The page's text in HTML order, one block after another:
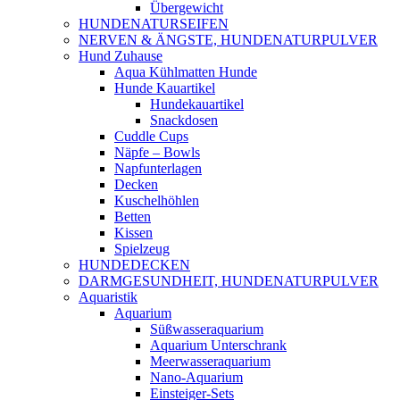
Übergewicht
HUNDENATURSEIFEN
NERVEN & ÄNGSTE, HUNDENATURPULVER
Hund Zuhause
Aqua Kühlmatten Hunde
Hunde Kauartikel
Hundekauartikel
Snackdosen
Cuddle Cups
Näpfe – Bowls
Napfunterlagen
Decken
Kuschelhöhlen
Betten
Kissen
Spielzeug
HUNDEDECKEN
DARMGESUNDHEIT, HUNDENATURPULVER
Aquaristik
Aquarium
Süßwasseraquarium
Aquarium Unterschrank
Meerwasseraquarium
Nano-Aquarium
Einsteiger-Sets